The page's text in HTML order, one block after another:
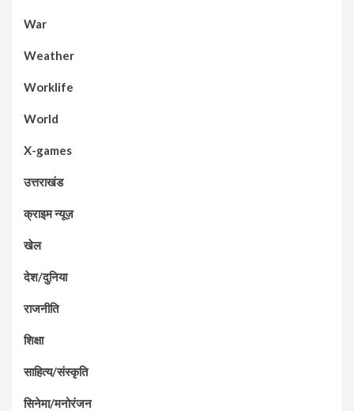
War
Weather
Worklife
World
X-games
उत्तराखंड
क्राइम न्यूज़
खेल
देश/दुनिया
राजनीति
शिक्षा
साहित्य/संस्कृति
सिनेमा/मनोरंजन